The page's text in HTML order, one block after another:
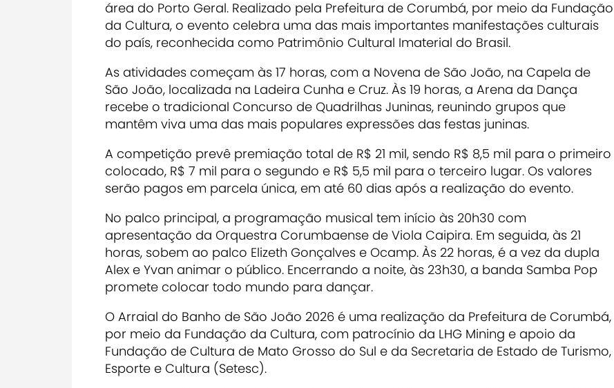
área do Porto Geral. Realizado pela Prefeitura de Corumbá, por meio da Fundação
da Cultura, o evento celebra uma das mais importantes manifestações culturais
do país, reconhecida como Patrimônio Cultural Imaterial do Brasil.
As atividades começam às 17 horas, com a Novena de São João, na Capela de
São João, localizada na Ladeira Cunha e Cruz. Às 19 horas, a Arena da Dança
recebe o tradicional Concurso de Quadrilhas Juninas, reunindo grupos que
mantêm viva uma das mais populares expressões das festas juninas.
A competição prevê premiação total de R$ 21 mil, sendo R$ 8,5 mil para o primeiro
colocado, R$ 7 mil para o segundo e R$ 5,5 mil para o terceiro lugar. Os valores
serão pagos em parcela única, em até 60 dias após a realização do evento.
No palco principal, a programação musical tem início às 20h30 com
apresentação da Orquestra Corumbaense de Viola Caipira. Em seguida, às 21
horas, sobem ao palco Elizeth Gonçalves e Ocamp. Às 22 horas, é a vez da dupla
Alex e Yvan animar o público. Encerrando a noite, às 23h30, a banda Samba Pop
promete colocar todo mundo para dançar.
O Arraial do Banho de São João 2026 é uma realização da Prefeitura de Corumbá,
por meio da Fundação da Cultura, com patrocínio da LHG Mining e apoio da
Fundação de Cultura de Mato Grosso do Sul e da Secretaria de Estado de Turismo,
Esporte e Cultura (Setesc).